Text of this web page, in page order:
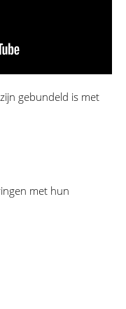
gebundeld is met
met hun